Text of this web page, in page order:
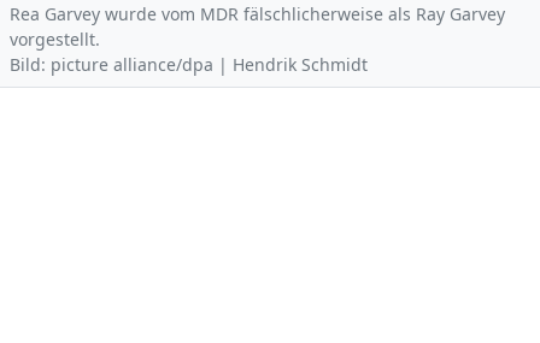
Rea Garvey wurde vom MDR fälschlicherweise als Ray Garvey
vorgestellt.
Bild: picture alliance/dpa | Hendrik Schmidt